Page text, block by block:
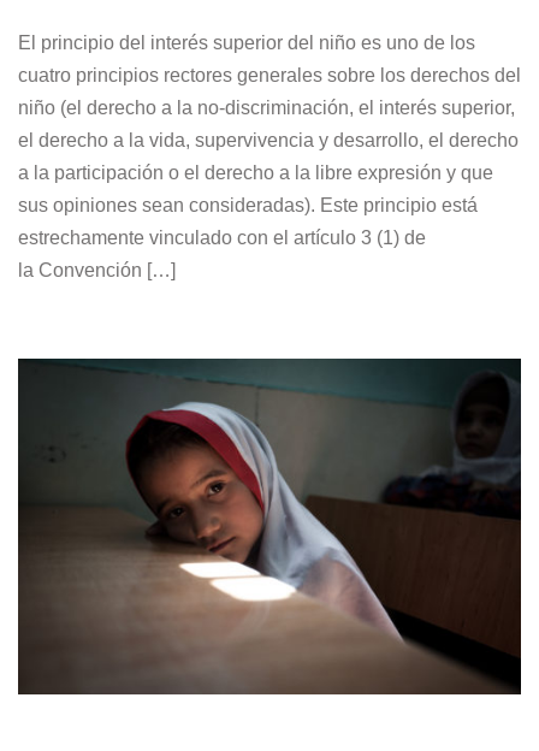
El principio del interés superior del niño es uno de los
cuatro principios rectores generales sobre los derechos del
niño (el derecho a la no-discriminación, el interés superior,
el derecho a la vida, supervivencia y desarrollo, el derecho
a la participación o el derecho a la libre expresión y que
sus opiniones sean consideradas). Este principio está
estrechamente vinculado con el artículo 3 (1) de
la Convención […]